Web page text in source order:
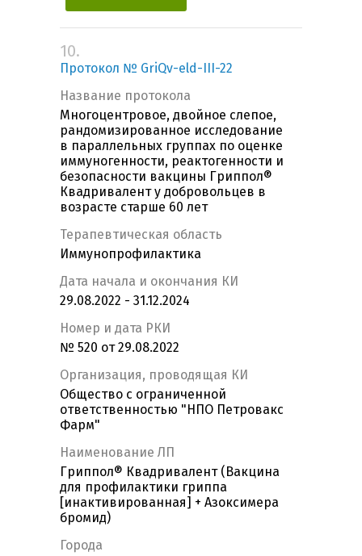
10.
Протокол № GriQv-eld-III-22
Название протокола
Многоцентровое, двойное слепое,
рандомизированное исследование
в параллельных группах по оценке
иммуногенности, реактогенности и
безопасности вакцины Гриппол®
Квадривалент у добровольцев в
возрасте старше 60 лет
Терапевтическая область
Иммунопрофилактика
Дата начала и окончания КИ
29.08.2022 - 31.12.2024
Номер и дата РКИ
№ 520 от 29.08.2022
Организация, проводящая КИ
Общество с ограниченной
ответственностью "НПО Петровакс
Фарм"
Наименование ЛП
Гриппол® Квадривалент (Вакцина
для профилактики гриппа
[инактивированная] + Азоксимера
бромид)
Города